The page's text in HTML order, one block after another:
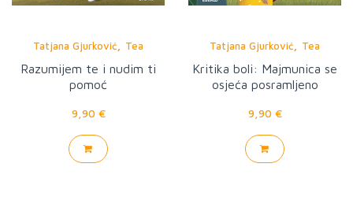
Tatjana Gjurković
Tea
Knežević
Razumijem te i nudim ti
pomoć
9,90 €
Tatjana Gjurković
Tea
Knežević
Kritika boli: Majmunica se
osjeća posramljeno
9,90 €